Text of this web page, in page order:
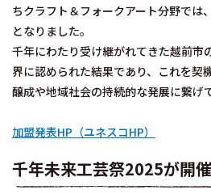
ちクラフト＆フォークアート分野では
となりました。
千年にわたり受け継がれてきた越前市
界に認められた結果であり、これを契
醸成や地域社会の持続的な発展に繋げ
加盟発表HP（ユネスコHP）
千年未来工芸祭2025が開